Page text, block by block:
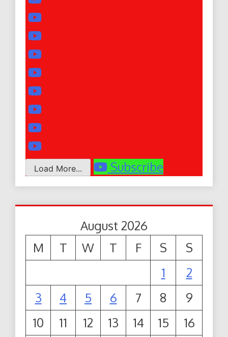
Load More... Subscribe
August 2026
M
T W T F S
S
1
2
3
4 5 6 7 8
9
10
11 12 13 14 15 16